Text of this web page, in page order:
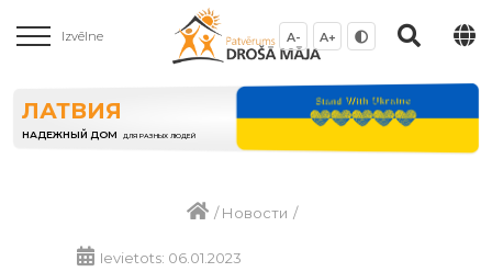
Izvēlne A- A+
ЛАТВИЯ
НАДЕЖНЫЙ ДОМ ДЛЯ РАЗНЫХ ЛЮДЕЙ
/Новости /
Ievietots: 06.01.2023